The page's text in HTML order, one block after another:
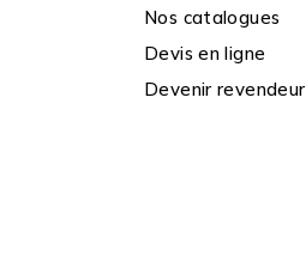
Nos catalogues
Devis en ligne
Devenir revendeur